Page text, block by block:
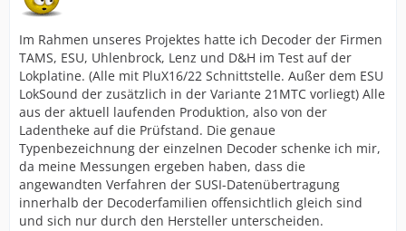
Im Rahmen unseres Projektes hatte ich Decoder der Firmen
TAMS, ESU, Uhlenbrock, Lenz und D&H im Test auf der
Lokplatine. (Alle mit PluX16/22 Schnittstelle. Außer dem ESU
LokSound der zusätzlich in der Variante 21MTC vorliegt) Alle
aus der aktuell laufenden Produktion, also von der
Ladentheke auf die Prüfstand. Die genaue
Typenbezeichnung der einzelnen Decoder schenke ich mir,
da meine Messungen ergeben haben, dass die
angewandten Verfahren der SUSI-Datenübertragung
innerhalb der Decoderfamilien offensichtlich gleich sind
und sich nur durch den Hersteller unterscheiden.